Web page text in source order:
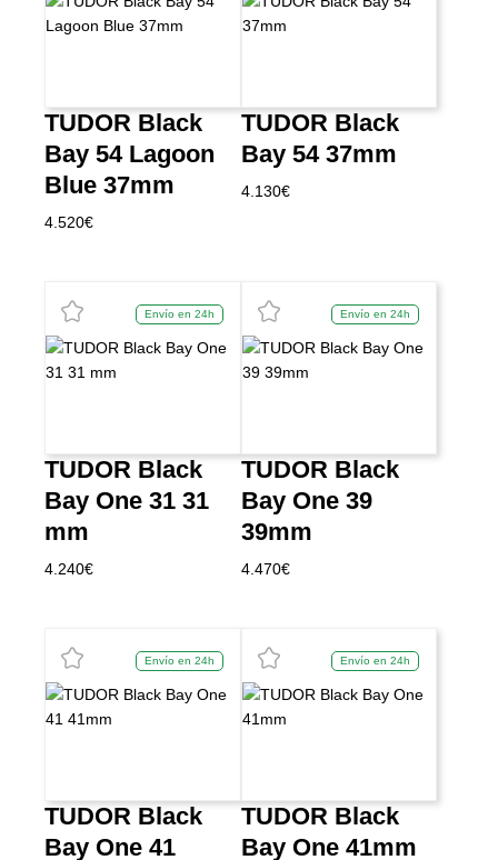
TUDOR Black
Bay 54 Lagoon
Blue 37mm
4.520€
TUDOR Black
Bay 54 37mm
4.130€
Envío en 24h
TUDOR Black
Bay One 31 31
mm
4.240€
Envío en 24h
TUDOR Black
Bay One 39
39mm
4.470€
Envío en 24h
TUDOR Black
Bay One 41
Envío en 24h
TUDOR Black
Bay One 41mm